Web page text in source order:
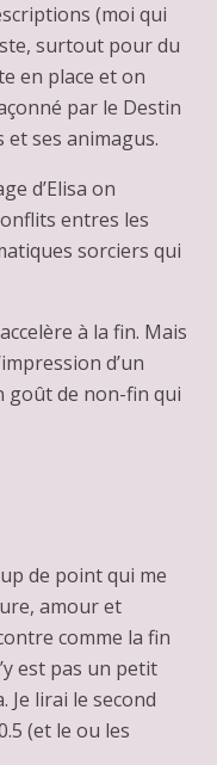
(moi qui
surtout pour du
en place et on
par le Destin
et ses animagus.
d’Elisa on
entres les
sorciers qui
à la fin. Mais
d’un
goût de non-fin qui
de point qui me
amour et
comme la fin
est pas un petit
Je lirai le second
(et le ou les